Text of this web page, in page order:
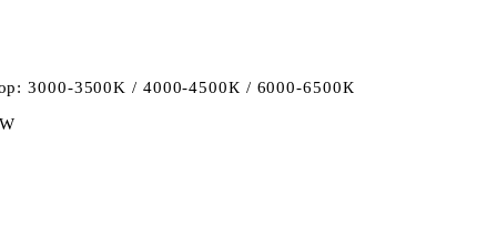
3000-3500K / 4000-4500К / 6000-6500К